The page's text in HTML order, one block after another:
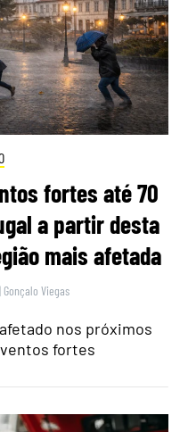
fortes até 70
a partir desta
mais afetada
| Gonçalo Viegas
nos próximos
fortes